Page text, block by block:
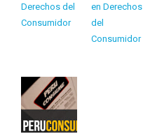
Derechos del
Consumidor
en Derechos
del
Consumidor